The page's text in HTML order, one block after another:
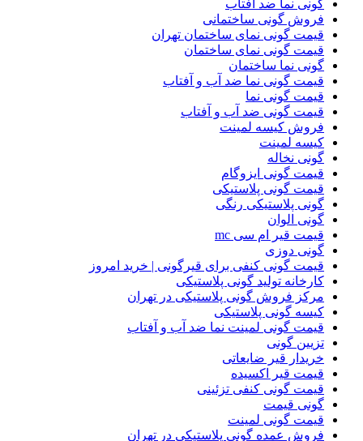
گونی نما ضد آفتاب
فروش گونی ساختمانی
قیمت گونی نمای ساختمان تهران
قیمت گونی نمای ساختمان
گونی نما ساختمان
قیمت گونی نما ضد آب و آفتاب
قیمت گونی نما
قیمت گونی ضد آب و آفتاب
فروش کیسه لمینت
کیسه لمینت
گونی نخاله
قیمت گونی ایزوگام
قیمت گونی پلاستیکی
گونی پلاستیکی رنگی
گونی الوان
قیمت قیر ام سی mc
گونی دوزی
قیمت گونی کنفی برای قیرگونی | خرید امروز
کارخانه تولید گونی پلاستیکی
مرکز فروش گونی پلاستیکی در تهران
کیسه گونی پلاستیکی
قیمت گونی لمینت نما ضد آب و آفتاب
تزیین گونی
خریدار قیر ضایعاتی
قیمت قیر اکسیده
قیمت گونی کنفی تزئینی
گونی قیمت
قیمت گونی لمینت
فروش عمده گونی پلاستیکی در تهران